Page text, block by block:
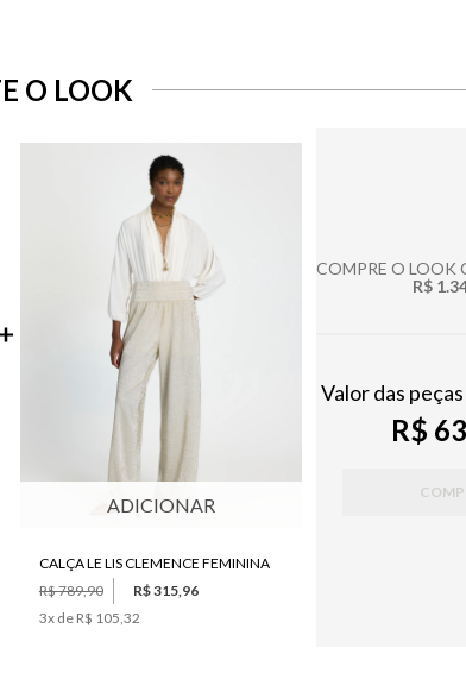
O LOOK
ADICIONAR
CALÇA LE LIS CLEMENCE FEMININA
R$ 789,90
R$ 315,96
3x de R$ 105,32
COMPRE O LOOK
R$
Valor das
R$